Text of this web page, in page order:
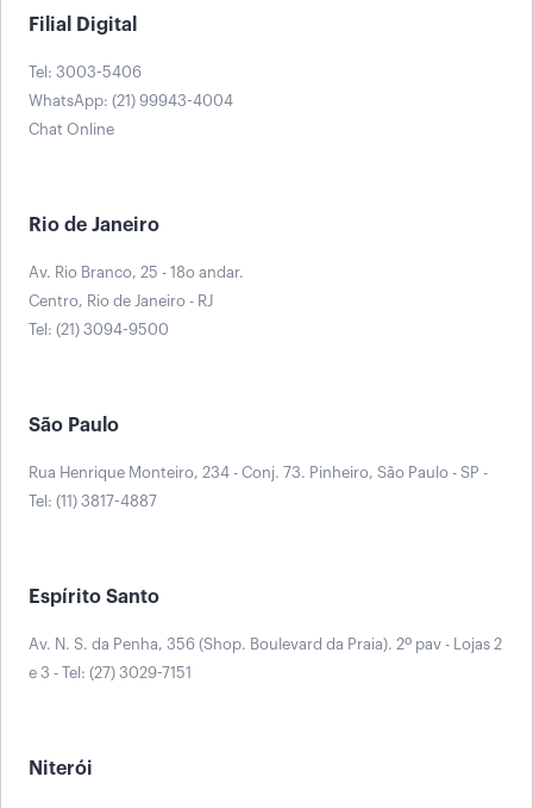
Filial Digital
Tel: 3003-5406
WhatsApp: (21) 99943-4004
Chat Online
Rio de Janeiro
Av. Rio Branco, 25 - 18o andar.
Centro, Rio de Janeiro - RJ
Tel: (21) 3094-9500
São Paulo
Rua Henrique Monteiro, 234 - Conj. 73. Pinheiro, São Paulo - SP -
Tel: (11) 3817-4887
Espírito Santo
Av. N. S. da Penha, 356 (Shop. Boulevard da Praia). 2º pav - Lojas 2
e 3 - Tel: (27) 3029-7151
Niterói